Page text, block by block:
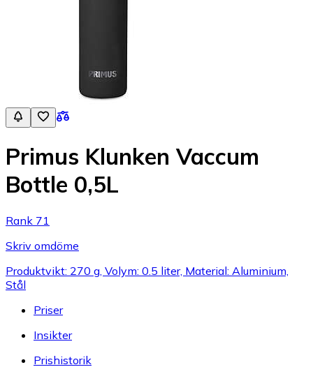
Primus Klunken Vaccum
Bottle 0,5L
Rank 71
Skriv omdöme
Produktvikt: 270 g, Volym: 0.5 liter, Material: Aluminium,
Stål
Priser
Insikter
Prishistorik